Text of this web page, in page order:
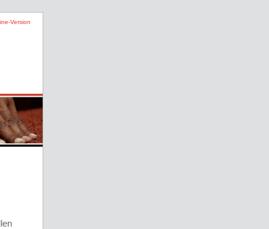
Version